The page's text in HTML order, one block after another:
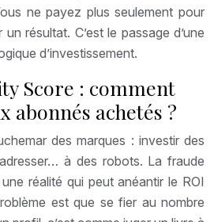
ne payez plus seulement pour
résultat. C’est le passage d’une
d’investissement.
Score : comment
abonnés achetés ?
des marques : investir des
à des robots. La fraude
réalité qui peut anéantir le ROI
est que se fier au nombre